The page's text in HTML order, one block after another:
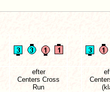
efter
Centers Cross
Run